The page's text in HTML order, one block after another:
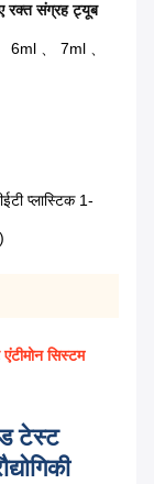
रक्त संग्रह ट्यूब
6ml 、 7ml 、
प्लास्टिक 1-
सिस्टम
टेस्ट